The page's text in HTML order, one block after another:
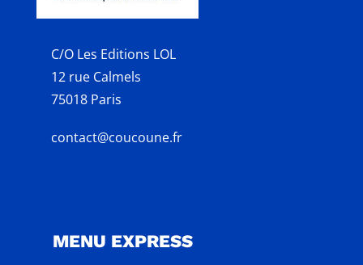
C/O Les Editions LOL
12 rue Calmels
75018 Paris
contact@coucoune.fr
MENU EXPRESS